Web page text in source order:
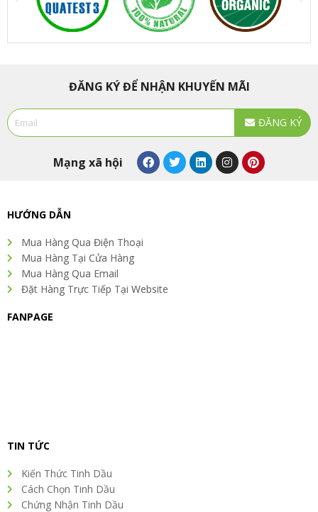
ĐĂNG KÝ ĐỂ NHẬN KHUYẾN MÃI
Email
ĐĂNG KÝ
Mạng xã hội F
a
c
T
w
i
L
i
n
I
n
s
P
i
n
HƯỚNG DẪN
Mua Hàng Qua Điện Thoại
Mua Hàng Tại Cửa Hàng
Mua Hàng Qua Email
Đặt Hàng Trực Tiếp Tại Website
FANPAGE
TIN TỨC
Kiến Thức Tinh Dầu
Cách Chọn Tinh Dầu
Chứng Nhận Tinh Dầu